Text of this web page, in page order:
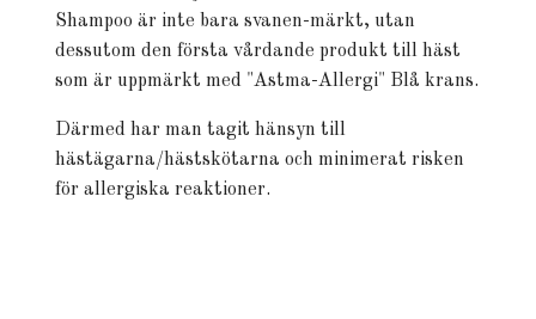
Shampoo är inte bara svanen-märkt, utan
dessutom den första vårdande produkt till häst
som är uppmärkt med "Astma-Allergi" Blå krans.
Därmed har man tagit hänsyn till
hästägarna/hästskötarna och minimerat risken
för allergiska reaktioner.